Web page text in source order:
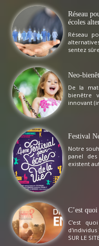
Réseau
écoles
Réseau
sentez
Neo-
De la
bienêtre
innovant
Festival
Notre
panel
existent
C’est
C'est
SUR LE